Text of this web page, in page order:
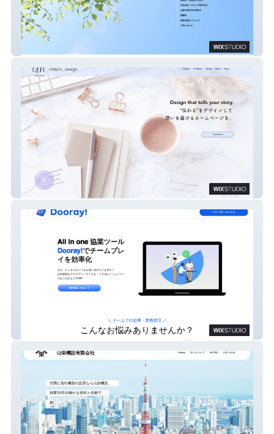
misolo_design